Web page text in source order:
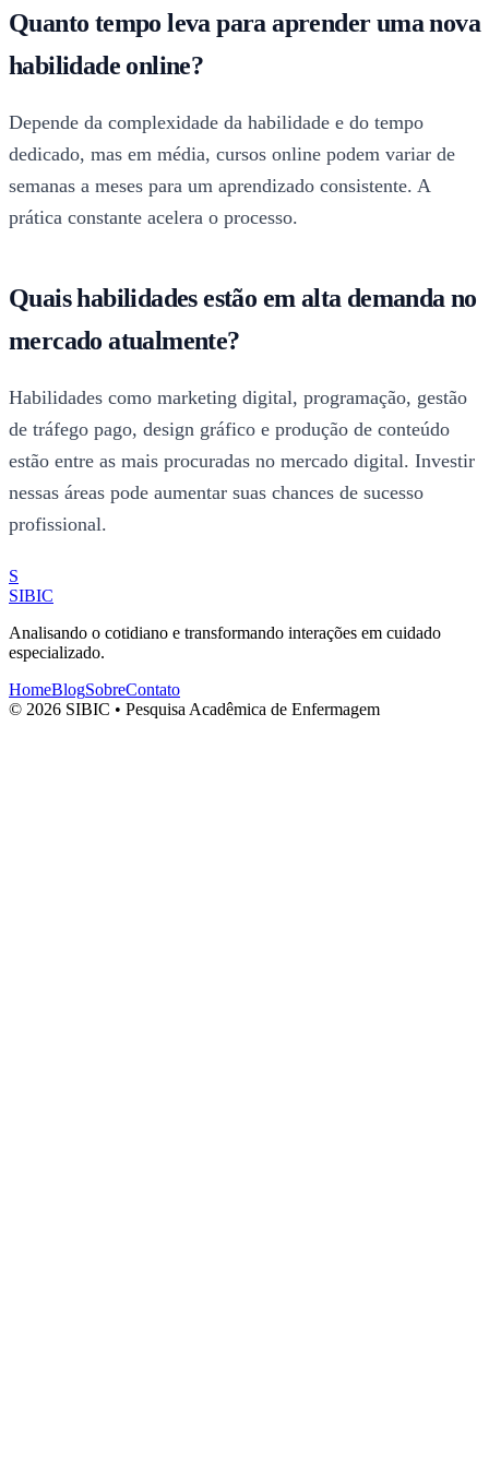
Quanto tempo leva para aprender uma nova
habilidade online?
Depende da complexidade da habilidade e do tempo
dedicado, mas em média, cursos online podem variar de
semanas a meses para um aprendizado consistente. A
prática constante acelera o processo.
Quais habilidades estão em alta demanda no
mercado atualmente?
Habilidades como marketing digital, programação, gestão
de tráfego pago, design gráfico e produção de conteúdo
estão entre as mais procuradas no mercado digital. Investir
nessas áreas pode aumentar suas chances de sucesso
profissional.
S
SIBIC
Analisando o cotidiano e transformando interações em cuidado
especializado.
HomeBlogSobreContato
© 2026 SIBIC • Pesquisa Acadêmica de Enfermagem